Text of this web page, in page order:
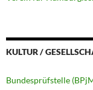
KULTUR /
Bundesprüfstelle